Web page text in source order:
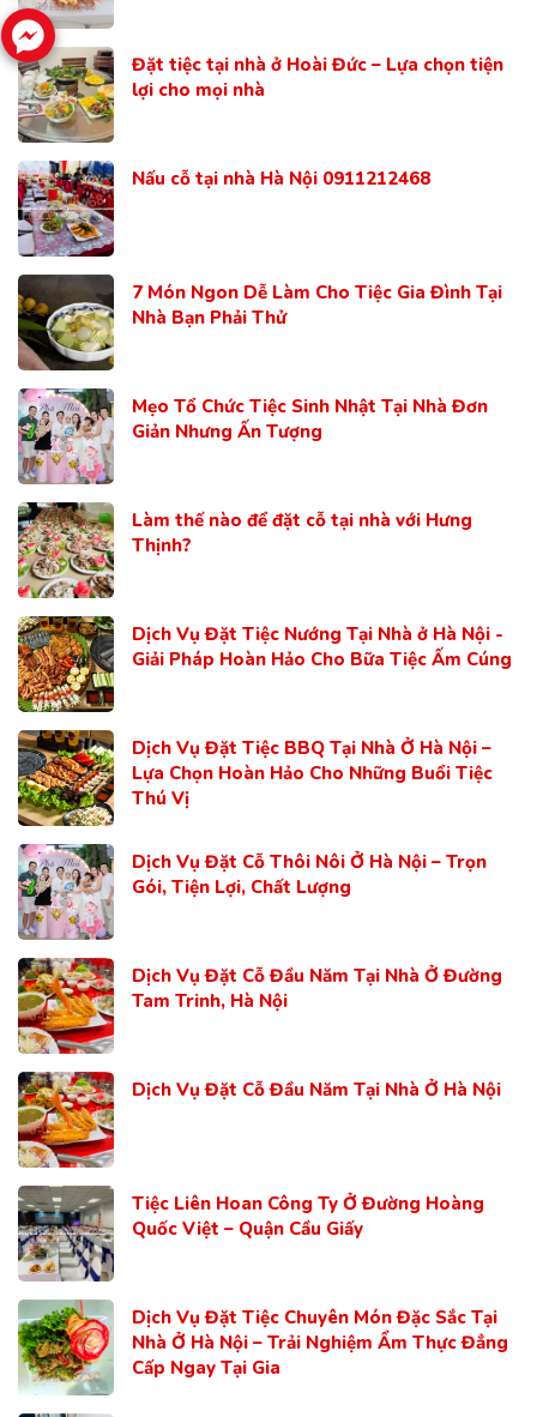
Đặt tiệc tại nhà ở Hoài Đức – Lựa chọn tiện
lợi cho mọi nhà
Nấu cỗ tại nhà Hà Nội 0911212468
7 Món Ngon Dễ Làm Cho Tiệc Gia Đình Tại
Nhà Bạn Phải Thử
Mẹo Tổ Chức Tiệc Sinh Nhật Tại Nhà Đơn
Giản Nhưng Ấn Tượng
Làm thế nào để đặt cỗ tại nhà với Hưng
Thịnh?
Dịch Vụ Đặt Tiệc Nướng Tại Nhà ở Hà Nội -
Giải Pháp Hoàn Hảo Cho Bữa Tiệc Ấm Cúng
Dịch Vụ Đặt Tiệc BBQ Tại Nhà Ở Hà Nội –
Lựa Chọn Hoàn Hảo Cho Những Buổi Tiệc
Thú Vị
Dịch Vụ Đặt Cỗ Thôi Nôi Ở Hà Nội – Trọn
Gói, Tiện Lợi, Chất Lượng
Dịch Vụ Đặt Cỗ Đầu Năm Tại Nhà Ở Đường
Tam Trinh, Hà Nội
Dịch Vụ Đặt Cỗ Đầu Năm Tại Nhà Ở Hà Nội
Tiệc Liên Hoan Công Ty Ở Đường Hoàng
Quốc Việt – Quận Cầu Giấy
Dịch Vụ Đặt Tiệc Chuyên Món Đặc Sắc Tại
Nhà Ở Hà Nội – Trải Nghiệm Ẩm Thực Đẳng
Cấp Ngay Tại Gia